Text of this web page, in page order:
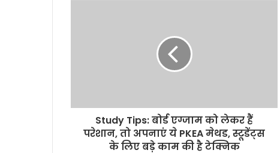
Study Tips: बोर्ड एग्जाम को लेकर हैं
परेशान, तो अपनाएं ये PKEA मेथड, स्टूडेंट्स
के लिए बड़े काम की है टेक्निक